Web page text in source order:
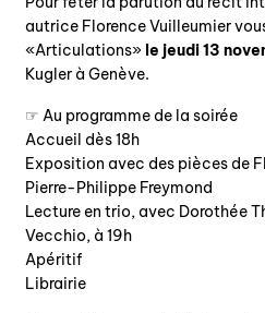
catalogue
éditions
autrice Florence Vuilleumier
«Articulations» le jeudi 13
Kugler à Genève.
☞ Au programme de la soirée
Accueil dès 18h
Exposition avec des pièces de
Pierre-Philippe Freymond
Lecture en trio, avec Dorothée
Vecchio, à 19h
Apéritif
Librairie